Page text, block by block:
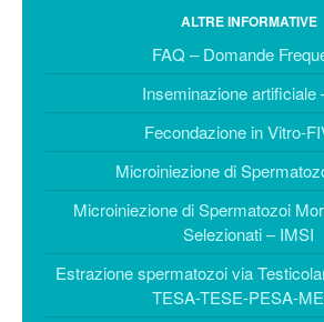
ed
PROFILO
CFA
Centro
ALTRE INFORMATIVE
FAQ – Domande
Inseminazione artificiale
Fecondazione in Vitro-
Microiniezione di
Microiniezione di Spermatozoi
Selezionati – IMSI
Estrazione spermatozoi via
TESA-TESE-PESA-